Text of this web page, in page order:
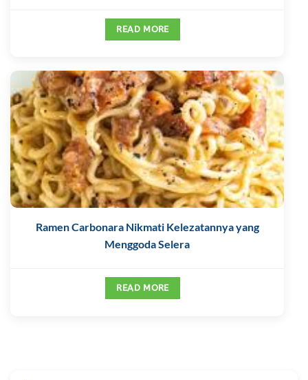
READ MORE
Ramen Carbonara Nikmati Kelezatannya yang
Menggoda Selera
READ MORE